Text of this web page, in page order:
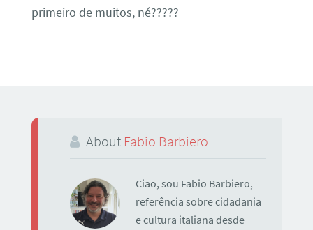
primeiro de muitos, né?????
About Fabio Barbiero
Ciao, sou Fabio Barbiero,
referência sobre cidadania
e cultura italiana desde